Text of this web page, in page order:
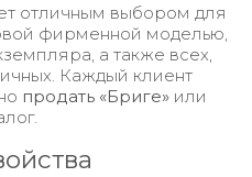
отличным выбором для
фирменной моделью,
а также всех,
Каждый клиент
продать «Бриге» или